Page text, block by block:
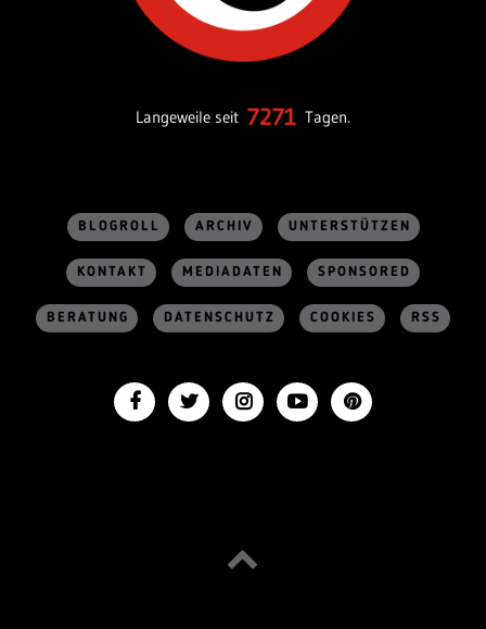
Langeweile seit 7271 Tagen.
BLOGROLL ARCHIV UNTERSTÜTZEN
KONTAKT MEDIADATEN SPONSORED
BERATUNG DATENSCHUTZ COOKIES RSS